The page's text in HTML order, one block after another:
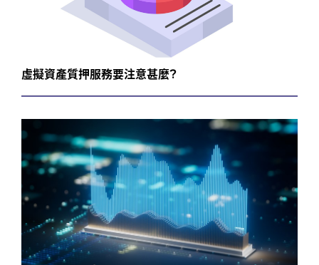
虛擬資產質押服務要注意甚麼?